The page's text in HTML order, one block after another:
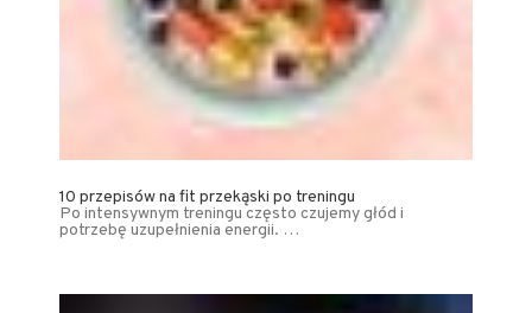
10 przepisów na fit przekąski po treningu
Po intensywnym treningu często czujemy głód i
potrzebę uzupełnienia energii. …